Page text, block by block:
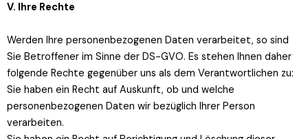
V. Ihre Rechte
Werden Ihre personenbezogenen Daten verarbeitet, so sind
Sie Betroffener im Sinne der DS-GVO. Es stehen Ihnen daher
folgende Rechte gegenüber uns als dem Verantwortlichen zu:
Sie haben ein Recht auf Auskunft, ob und welche
personenbezogenen Daten wir bezüglich Ihrer Person
verarbeiten.